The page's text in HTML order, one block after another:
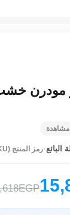
مشاهدة
البائع·رمز المنتج (SKU):